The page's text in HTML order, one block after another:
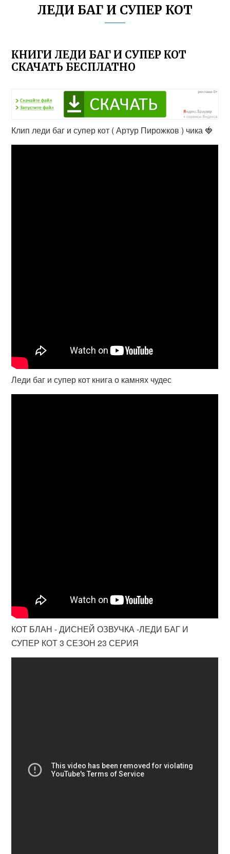
ЛЕДИ БАГ И СУПЕР КОТ
КНИГИ ЛЕДИ БАГ И СУПЕР КОТ
СКАЧАТЬ БЕСПЛАТНО
Клип леди баг и супер кот ( Артур Пирожков ) чика 🍓
Леди баг и супер кот книга о камнях чудес
КОТ БЛАН - ДИСНЕЙ ОЗВУЧКА -ЛЕДИ БАГ И
СУПЕР КОТ 3 СЕЗОН 23 СЕРИЯ